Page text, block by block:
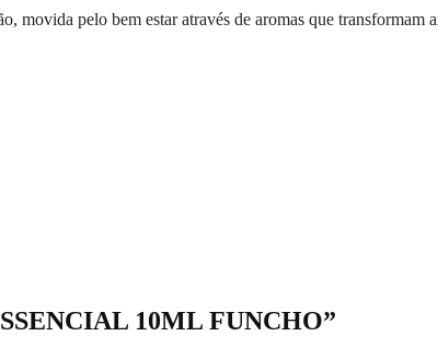
movida pelo bem estar através de aromas que transformam
10ML FUNCHO”